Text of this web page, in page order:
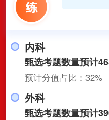
内科
甄选考题数量预计
预计分值占比：32%
外科
甄选考题数量预计